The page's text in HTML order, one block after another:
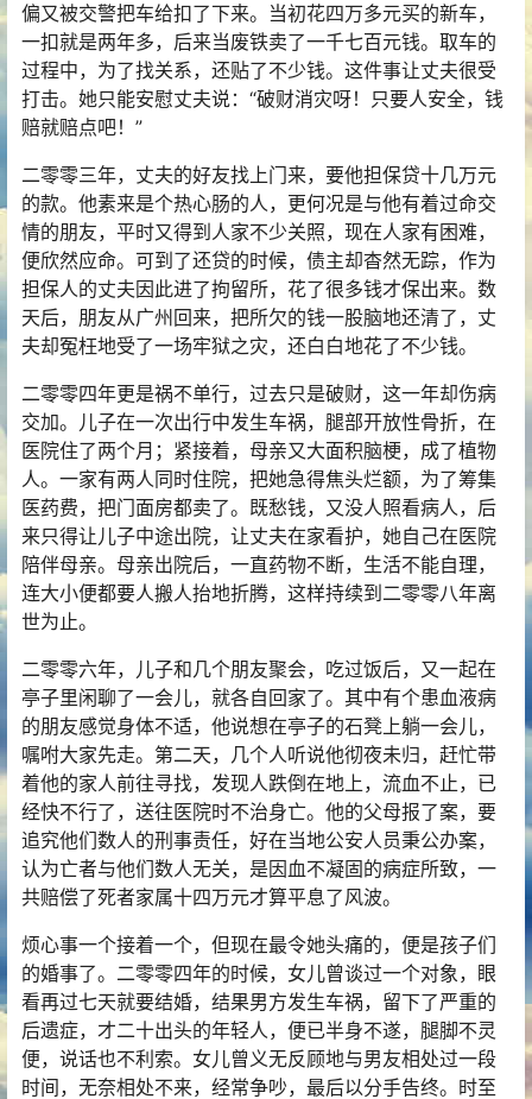
偏又被交警把车给扣了下来。当初花四万多元买的新车，
一扣就是两年多，后来当废铁卖了一千七百元钱。取车的
过程中，为了找关系，还贴了不少钱。这件事让丈夫很受
打击。她只能安慰丈夫说：“破财消灾呀！只要人安全，钱
赔就赔点吧！”
二零零三年，丈夫的好友找上门来，要他担保贷十几万元
的款。他素来是个热心肠的人，更何况是与他有着过命交
情的朋友，平时又得到人家不少关照，现在人家有困难，
便欣然应命。可到了还贷的时候，债主却杳然无踪，作为
担保人的丈夫因此进了拘留所，花了很多钱才保出来。数
天后，朋友从广州回来，把所欠的钱一股脑地还清了，丈
夫却冤枉地受了一场牢狱之灾，还白白地花了不少钱。
二零零四年更是祸不单行，过去只是破财，这一年却伤病
交加。儿子在一次出行中发生车祸，腿部开放性骨折，在
医院住了两个月；紧接着，母亲又大面积脑梗，成了植物
人。一家有两人同时住院，把她急得焦头烂额，为了筹集
医药费，把门面房都卖了。既愁钱，又没人照看病人，后
来只得让儿子中途出院，让丈夫在家看护，她自己在医院
陪伴母亲。母亲出院后，一直药物不断，生活不能自理，
连大小便都要人搬人抬地折腾，这样持续到二零零八年离
世为止。
二零零六年，儿子和几个朋友聚会，吃过饭后，又一起在
亭子里闲聊了一会儿，就各自回家了。其中有个患血液病
的朋友感觉身体不适，他说想在亭子的石凳上躺一会儿，
嘱咐大家先走。第二天，几个人听说他彻夜未归，赶忙带
着他的家人前往寻找，发现人跌倒在地上，流血不止，已
经快不行了，送往医院时不治身亡。他的父母报了案，要
追究他们数人的刑事责任，好在当地公安人员秉公办案，
认为亡者与他们数人无关，是因血不凝固的病症所致，一
共赔偿了死者家属十四万元才算平息了风波。
烦心事一个接着一个，但现在最令她头痛的，便是孩子们
的婚事了。二零零四年的时候，女儿曾谈过一个对象，眼
看再过七天就要结婚，结果男方发生车祸，留下了严重的
后遗症，才二十出头的年轻人，便已半身不遂，腿脚不灵
便，说话也不利索。女儿曾义无反顾地与男友相处过一段
时间，无奈相处不来，经常争吵，最后以分手告终。时至